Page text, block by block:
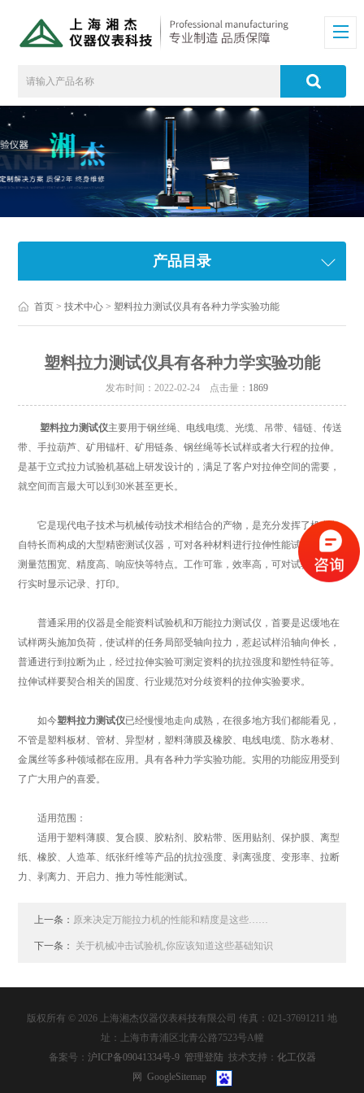
产品目录
首页 >技术中心 > 塑料拉力测试仪具有各种力学实验功能
塑料拉力测试仪具有各种力学实验功能
发布时间：2022-02-24 点击量： 1869
塑料拉力测试仪主要用于钢丝绳、电线电缆、光缆、吊带、锚链、传送
带、手拉葫芦、矿用锚杆、矿用链条、钢丝绳等长试样或者大行程的拉伸。
是基于立式拉力试验机基础上研发设计的，满足了客户对拉伸空间的需要，
就空间而言最大可以到30米甚至更长。
它是现代电子技术与机械传动技术相结合的产物，是充分发挥了机电各
自特长而构成的大型精密测试仪器，可对各种材料进行拉伸性能试验，且有
测量范围宽、精度高、响应快等特点。工作可靠，效率高，可对试验数据进
行实时显示记录、打印。
普通采用的仪器是全能资料试验机和万能拉力测试仪，首要是迟缓地在
试样两头施加负荷，使试样的任务局部受轴向拉力，惹起试样沿轴向伸长，
普通进行到拉断为止，经过拉伸实验可测定资料的抗拉强度和塑性特征等。
拉伸试样要契合相关的国度、行业规范对分歧资料的拉伸实验要求。
如今塑料拉力测试仪已经慢慢地走向成熟，在很多地方我们都能看见，
不管是塑料板材、管材、异型材，塑料薄膜及橡胶、电线电缆、防水卷材、
金属丝等多种领域都在应用。具有各种力学实验功能。实用的功能应用受到
了广大用户的喜爱。
适用范围：
适用于塑料薄膜、复合膜、胶粘剂、胶粘带、医用贴剂、保护膜、离型
纸、橡胶、人造革、纸张纤维等产品的抗拉强度、剥离强度、变形率、拉断
力、剥离力、开启力、推力等性能测试。
上一条： 原来决定万能拉力机的性能和精度是这些……
下一条： 关于机械冲击试验机,你应该知道这些基础知识
版权所有 © 2026 上海湘杰仪器仪表科技有限公司 传真：021-37691211 地
址：上海市青浦区北青公路7523号A幢
备案号： 沪ICP备09041334号-9 管理登陆 技术支持： 化工仪器
网 GoogleSitemap